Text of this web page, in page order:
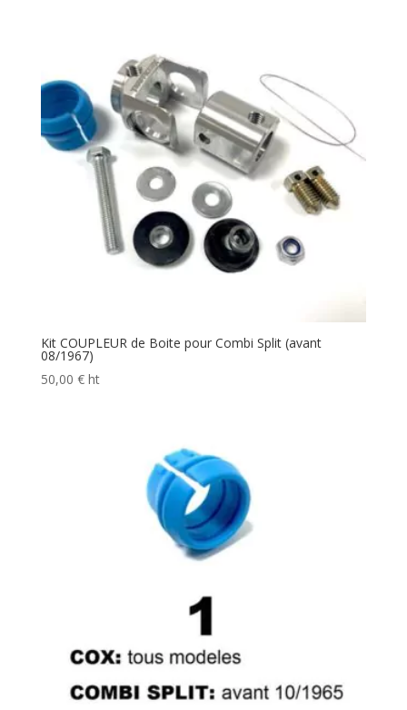
Kit COUPLEUR de Boite pour Combi Split (avant
08/1967)
50,00 € ht